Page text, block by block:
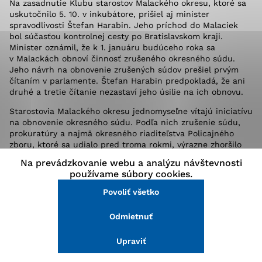
Na zasadnutie Klubu starostov Malackého okresu, ktoré sa
uskutočnilo 5. 10. v inkubátore, prišiel aj minister
spravodlivosti Štefan Harabin. Jeho príchod do Malaciek
bol súčasťou kontrolnej cesty po Bratislavskom kraji.
Minister oznámil, že k 1. januáru budúceho roka sa
v Malackách obnoví činnosť zrušeného okresného súdu.
Jeho návrh na obnovenie zrušených súdov prešiel prvým
čítaním v parlamente. Štefan Harabin predpokladá, že ani
druhé a tretie čítanie nezastaví jeho úsilie na ich obnovu.
Starostovia Malackého okresu jednomyseľne vítajú iniciatívu
na obnovenie okresného súdu. Podľa nich zrušenie súdu,
prokuratúry a najmä okresného riaditeľstva Policajného
zboru, ktoré sa udialo pred troma rokmi, výrazne zhoršilo
jeho rezort presadzovať požiadavky pri zostavovaní
rozpočtu, abymohlo postupnezačať na Slovensku
pracovať ďalších dvesto sudcov.Vsúčasnosti
Okresného súdu Bratislava IV, pôsobí 5 sudcov. Súdne
konania trvajú neraz aj päť rokov.Po z
podľa ministra Š. Harabina odstránia
súdnom konaní.
Na prevádzkovanie webu a analýzu návštevnosti
používame súbory cookies.
Povoliť všetko
Odmietnuť
Upraviť
stránke a prístup k zabezpečeným oblastiam webovej
stránky. Bez týchto súborov cookie nemôže web
správne fungovať.
Analytické cookies
Analytické cookies pomáhajú prevádzkovateľovi stránok
pochopiť, ako návštevníci stránok stránku používajú,
aby mohol stránky optimalizovať a ponúknuť im lepšiu
skúsenosť. Všetky dáta sa zbierajú anonymne a nie je
možné ich spojiť s konkrétnou osobou.
Povoliť všetko
Uložiť nastavenia
Viac informácií